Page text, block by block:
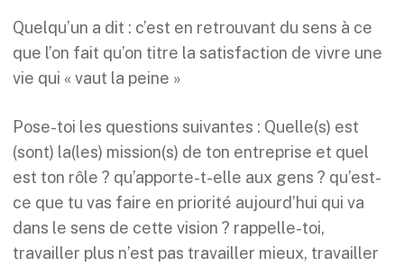
Quelqu’un a dit : c’est en retrouvant du sens à ce
que l’on fait qu’on titre la satisfaction de vivre une
vie qui « vaut la peine »
Pose-toi les questions suivantes : Quelle(s) est
(sont) la(les) mission(s) de ton entreprise et quel
est ton rôle ? qu’apporte-t-elle aux gens ? qu’est-
ce que tu vas faire en priorité aujourd’hui qui va
dans le sens de cette vision ? rappelle-toi,
travailler plus n’est pas travailler mieux, travailler